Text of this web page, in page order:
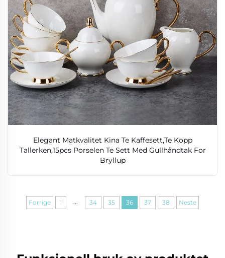
Elegant Matkvalitet Kina Te Kaffesett,Te Kopp
Tallerken,15pcs Porselen Te Sett Med Gullhåndtak For
Bryllup
Forrige 1 ... 34 35 36 37 38 Neste